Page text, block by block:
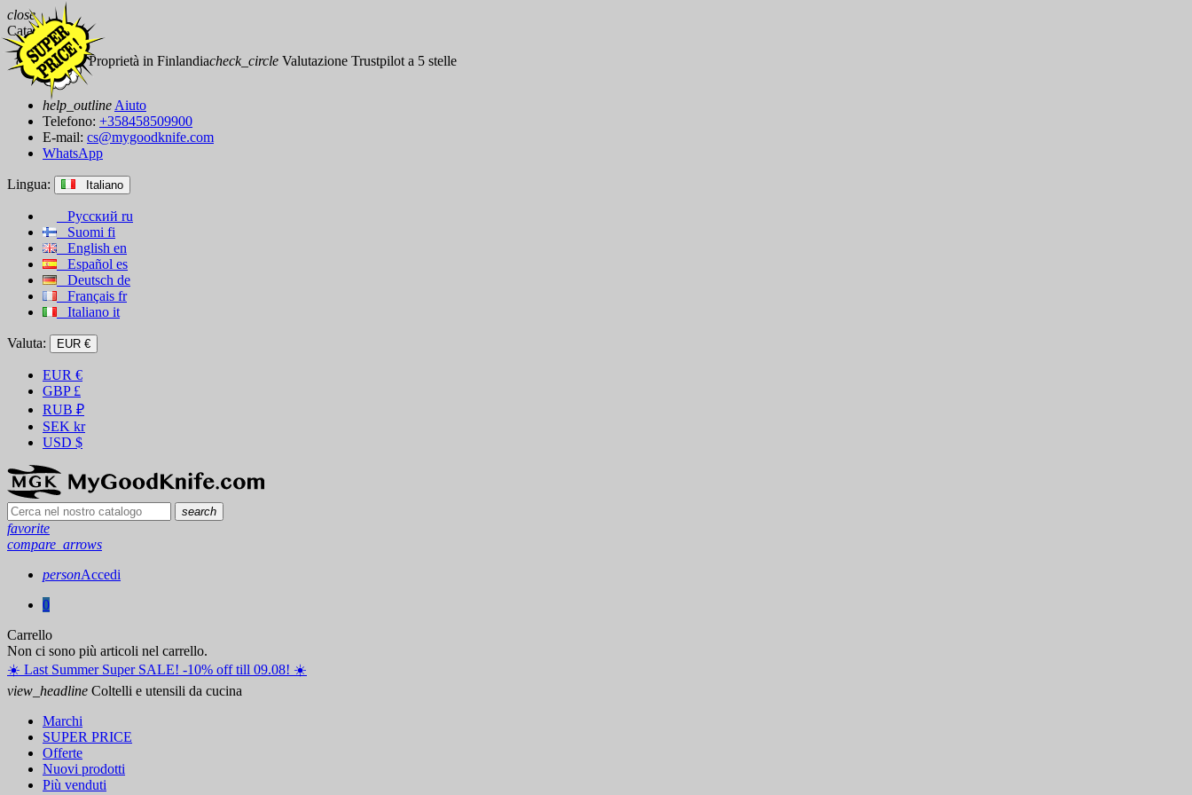
close
Catalog
check_circleProprietà in Finlandiacheck_circle Valutazione Trustpilot a 5 stelle
help_outline Aiuto
Telefono: +358458509900
E-mail: cs@mygoodknife.com
WhatsApp
Lingua: Italiano
Русский ru
Suomi fi
English en
Español es
Deutsch de
Français fr
Italiano it
Valuta: EUR €
EUR €
GBP £
RUB ₽
SEK kr
USD $
search
favorite
compare_arrows
personAccedi
0
Carrello
Non ci sono più articoli nel carrello.
☀️ ️Last Summer Super SALE! -10% off till 09.08! ☀️
view_headline Coltelli e utensili da cucina
Marchi
SUPER PRICE
Offerte
Nuovi prodotti
Più venduti